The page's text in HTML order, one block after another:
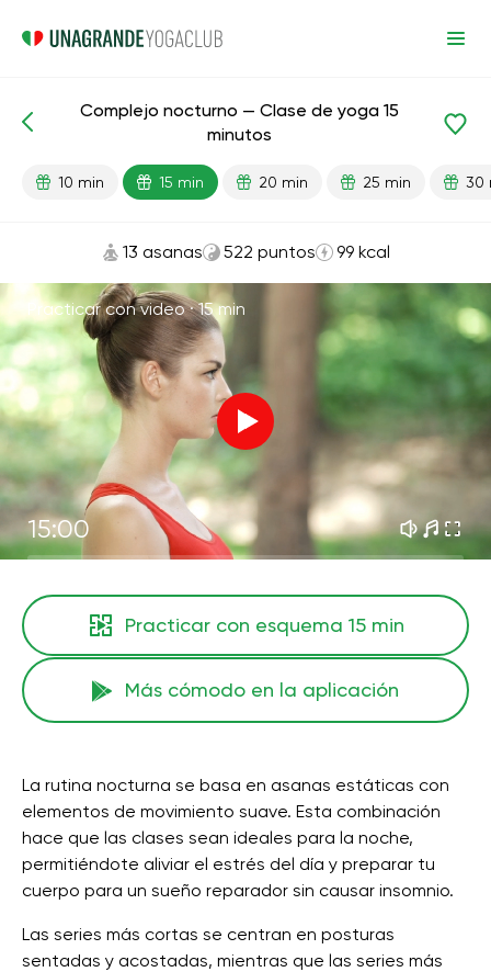
Lecciones preparadas Relajación
Complejo nocturno — Clase de yoga 15
minutos
10 min 15 min 20 min 25 min 30
13 asanas 522 puntos 99 kcal
Practicar con video ·15 min
15:00
Practicar con esquema 15 min
Más cómodo en la aplicación
La rutina nocturna se basa en asanas estáticas con
elementos de movimiento suave. Esta combinación
hace que las clases sean ideales para la noche,
permitiéndote aliviar el estrés del día y preparar tu
cuerpo para un sueño reparador sin causar insomnio.
Las series más cortas se centran en posturas
sentadas y acostadas, mientras que las series más